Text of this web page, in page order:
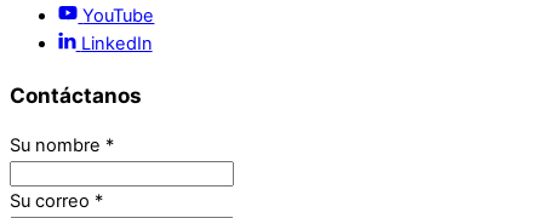
YouTube
LinkedIn
Contáctanos
Su nombre *
Su correo *